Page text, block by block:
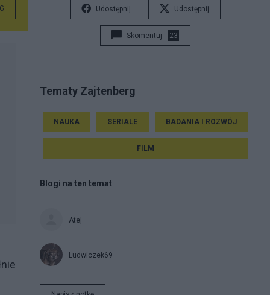
Udostępnij Udostępnij
Skomentuj 23
Tematy Zajtenberg
NAUKA SERIALE BADANIA I ROZWÓJ
FILM
Blogi na ten temat
Atej
Ludwiczek69